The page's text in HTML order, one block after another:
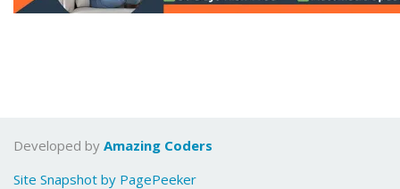
Developed by Amazing Coders
Site Snapshot by PagePeeker